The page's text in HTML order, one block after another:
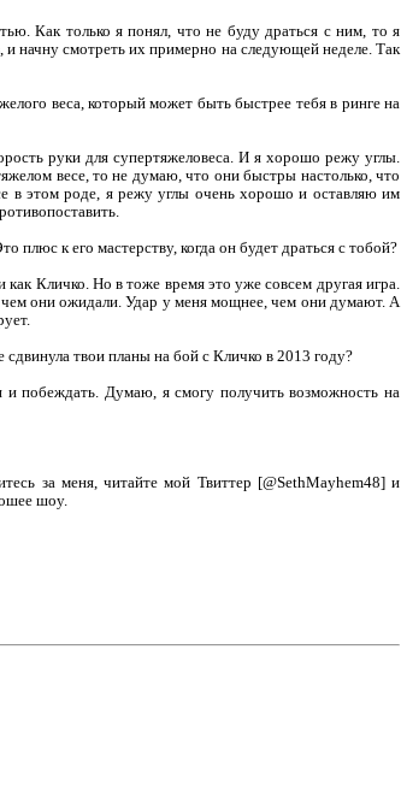
Как только я понял, что не буду драться с ним, то я
и начну смотреть их примерно на следующей неделе. Так
веса, который может быть быстрее тебя в ринге на
руки для супертяжеловеса. И я хорошо режу углы.
весе, то не думаю, что они быстры настолько, что
в этом роде, я режу углы очень хорошо и оставляю им
к его мастерству, когда он будет драться с тобой?
Кличко. Но в тоже время это уже совсем другая игра.
они ожидали. Удар у меня мощнее, чем они думают. А
твои планы на бой с Кличко в 2013 году?
побеждать. Думаю, я смогу получить возможность на
за меня, читайте мой Твиттер [@SethMayhem48] и
шоу.